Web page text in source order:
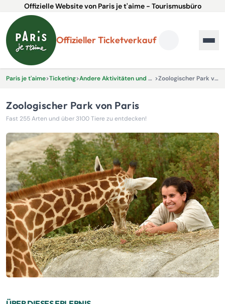
Offizielle Website von Paris je t'aime - Tourismusbüro
Offizieller Ticketverkauf
Paris je t'aime>Ticketing> Andere Aktivitäten und Erlebnisse > Zoologischer Park von Paris
Zoologischer Park von Paris
Fast 255 Arten und über 3100 Tiere zu entdecken!